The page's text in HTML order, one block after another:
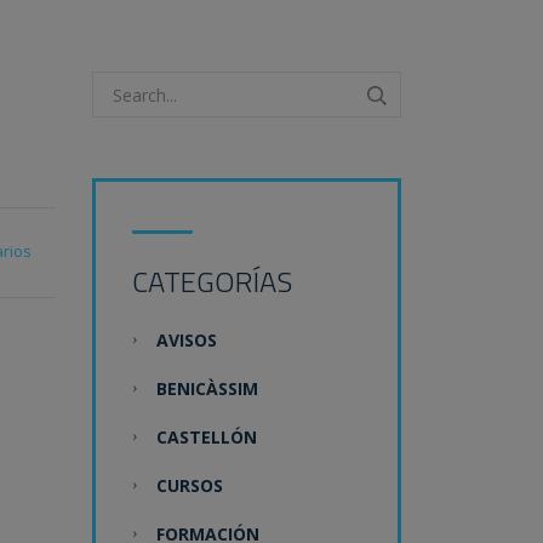
CATEGORÍAS
AVISOS
BENICÀSSIM
CASTELLÓN
CURSOS
FORMACIÓN